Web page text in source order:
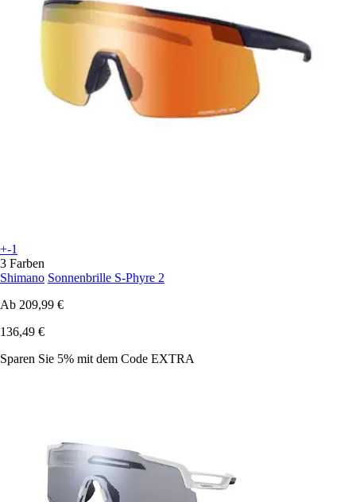
+-1
3 Farben
Shimano Sonnenbrille S-Phyre 2
Ab 209,99 €
136,49 €
Sparen Sie 5% mit dem Code EXTRA